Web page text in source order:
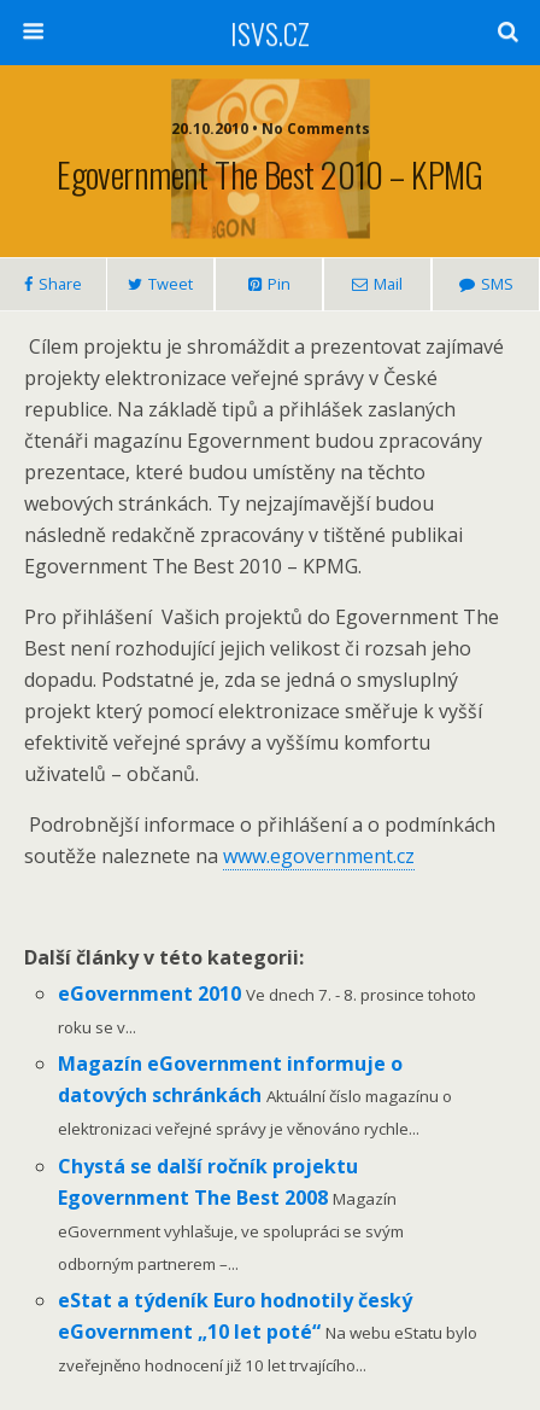
ISVS.CZ
20.10.2010 • No Comments
Egovernment The Best 2010 – KPMG
Share Tweet Pin Mail SMS
Cílem projektu je shromáždit a prezentovat zajímavé
projekty elektronizace veřejné správy v České
republice. Na základě tipů a přihlášek zaslaných
čtenáři magazínu Egovernment budou zpracovány
prezentace, které budou umístěny na těchto
webových stránkách. Ty nejzajímavější budou
následně redakčně zpracovány v tištěné publikai
Egovernment The Best 2010 – KPMG.
Pro přihlášení Vašich projektů do Egovernment The
Best není rozhodující jejich velikost či rozsah jeho
dopadu. Podstatné je, zda se jedná o smysluplný
projekt který pomocí elektronizace směřuje k vyšší
efektivitě veřejné správy a vyššímu komfortu
uživatelů – občanů.
Podrobnější informace o přihlášení a o podmínkách
soutěže naleznete na www.egovernment.cz
Další články v této kategorii:
eGovernment 2010Ve dnech 7. - 8. prosince tohoto
roku se v...
Magazín eGovernment informuje o
datových schránkáchAktuální číslo magazínu o
elektronizaci veřejné správy je věnováno rychle...
Chystá se další ročník projektu
Egovernment The Best 2008Magazín
eGovernment vyhlašuje, ve spolupráci se svým
odborným partnerem –...
eStat a týdeník Euro hodnotily český
eGovernment „10 let poté“Na webu eStatu bylo
zveřejněno hodnocení již 10 let trvajícího...